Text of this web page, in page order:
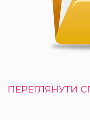
ПЕРЕГЛЯНУТИ